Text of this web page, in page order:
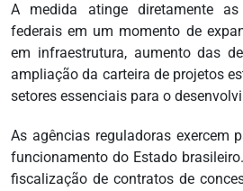
A medida atinge diretamente as
federais em um momento de
em infraestrutura, aumento das
ampliação da carteira de projetos
setores essenciais para o
As agências reguladoras exercem
funcionamento do Estado
fiscalização de contratos de